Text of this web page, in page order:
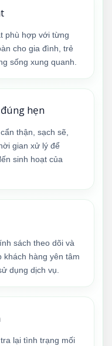
phù hợp với từng
cho gia đình, trẻ
sống xung quanh.
hẹn
thận, sạch sẽ,
gian xử lý để
sinh hoạt của
sách theo dõi và
khách hàng yên tâm
dụng dịch vụ.
lại tình trạng mối